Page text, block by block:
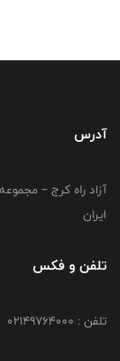
آدرس
آزاد راه کرج –
ایران
تلفن و فکس
تلفن : 02149764000